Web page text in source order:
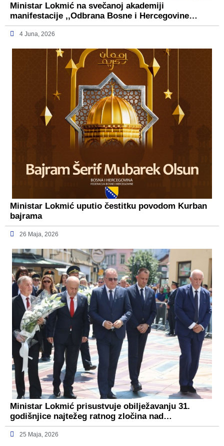
Ministar Lokmić na svečanoj akademiji
manifestacije ,,Odbrana Bosne i Hercegovine…
4 Juna, 2026
Ministar Lokmić uputio čestitku povodom Kurban
bajrama
26 Maja, 2026
Ministar Lokmić prisustvuje obilježavanju 31.
godišnjice najtežeg ratnog zločina nad…
25 Maja, 2026